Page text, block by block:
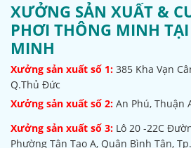
XƯỞNG SẢN XUẤT &
PHƠI THÔNG MINH
MINH
Xưởng sản xuất số 1: 385 Kha Vạn
Q.Thủ Đức
Xưởng sản xuất số 2: An Phú, Thuận
Xưởng sản xuất số 3: Lô 20 -22C
Phường Tân Tạo A, Quận Bình Tân,